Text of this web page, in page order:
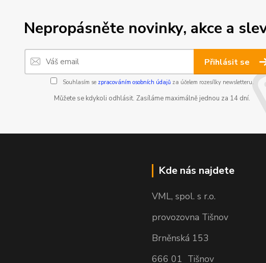
Nepropásněte novinky, akce a
Přihlásit se
Souhlasím se zpracováním osobních údajůza účelem rozesílky newsletteru.
Můžete se kdykoli odhlásit. Zasíláme maximálně jednou za 14 dní.
Kde nás najdete
VML, spol. s r.o.
provozovna Tišnov
Brněnská 153
666 01 Tišnov